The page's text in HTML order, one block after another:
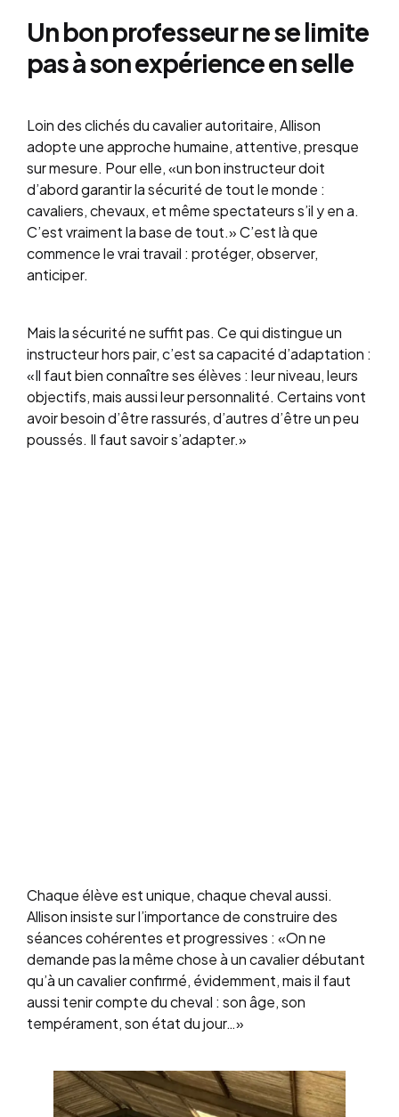
Un bon professeur ne se limite
pas à son expérience en selle
Loin des clichés du cavalier autoritaire, Allison
adopte une approche humaine, attentive, presque
sur mesure. Pour elle, «un bon instructeur doit
d’abord garantir la sécurité de tout le monde :
cavaliers, chevaux, et même spectateurs s’il y en a.
C’est vraiment la base de tout.» C’est là que
commence le vrai travail : protéger, observer,
anticiper.
Mais la sécurité ne suffit pas. Ce qui distingue un
instructeur hors pair, c’est sa capacité d’adaptation :
«Il faut bien connaître ses élèves : leur niveau, leurs
objectifs, mais aussi leur personnalité. Certains vont
avoir besoin d’être rassurés, d’autres d’être un peu
poussés. Il faut savoir s’adapter.»
Chaque élève est unique, chaque cheval aussi.
Allison insiste sur l’importance de construire des
séances cohérentes et progressives : «On ne
demande pas la même chose à un cavalier débutant
qu’à un cavalier confirmé, évidemment, mais il faut
aussi tenir compte du cheval : son âge, son
tempérament, son état du jour…»